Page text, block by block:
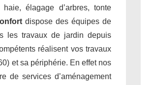
élagage d’arbres, tonte
dispose des équipes de
les travaux de jardin depuis
réalisent vos travaux
et sa périphérie. En effet nos
de services d’aménagement